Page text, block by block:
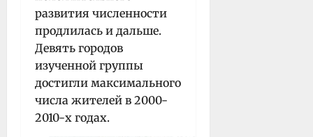
развития численности
продлилась и дальше.
Девять городов
изученной группы
достигли максимального
числа жителей в 2000-
2010-х годах.